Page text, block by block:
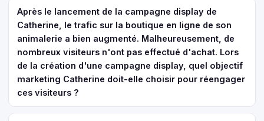
Après le lancement de la campagne display de
Catherine, le trafic sur la boutique en ligne de son
animalerie a bien augmenté. Malheureusement, de
nombreux visiteurs n'ont pas effectué d'achat. Lors
de la création d'une campagne display, quel objectif
marketing Catherine doit-elle choisir pour réengager
ces visiteurs ?